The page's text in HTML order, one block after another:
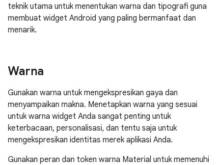
teknik utama untuk menentukan warna dan tipografi guna
membuat widget Android yang paling bermanfaat dan
menarik.
Warna
Gunakan warna untuk mengekspresikan gaya dan
menyampaikan makna. Menetapkan warna yang sesuai
untuk warna widget Anda sangat penting untuk
keterbacaan, personalisasi, dan tentu saja untuk
mengekspresikan identitas merek aplikasi Anda.
Gunakan peran dan token warna Material untuk memenuhi